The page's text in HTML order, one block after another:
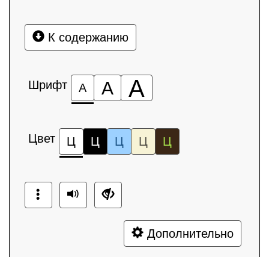
К содержанию
Шрифт А А А
Цвет Ц Ц Ц Ц Ц
Дополнительно